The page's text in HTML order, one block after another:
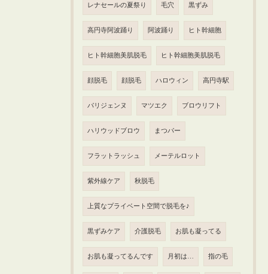
レナセールの夏祭り 毛穴 黒ずみ
高円寺阿波踊り 阿波踊り ヒト幹細胞
ヒト幹細胞美肌脱毛 ヒト幹細胞美肌脱毛
顔脱毛 顔脱毛 ハロウィン 高円寺駅
パリジェンヌ マツエク ブロウリフト
ハリウッドブロウ まつパー
フラットラッシュ メーテルロット
紫外線ケア 秋脱毛
上質なプライベート空間で脱毛を♪
黒ずみケア 介護脱毛 お肌も凝ってる
お肌も凝ってるんです 月初は… 指の毛